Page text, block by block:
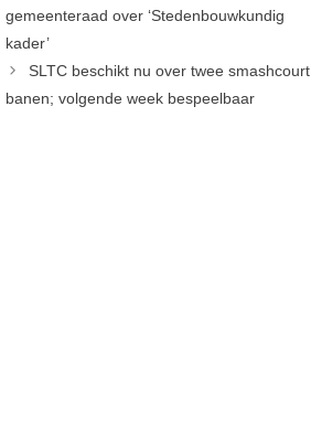
gemeenteraad over ‘Stedenbouwkundig
kader’
SLTC beschikt nu over twee smashcourt
banen; volgende week bespeelbaar